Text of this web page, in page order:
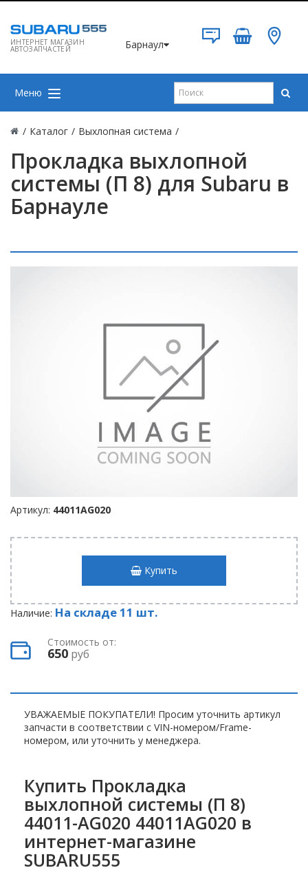
ИНТЕРНЕТ МАГАЗИН
АВТОЗАПЧАСТЕЙ Барнаул
Меню
/ Каталог / Выхлопная система /
Прокладка выхлопной
системы (П 8) для Subaru в
Барнауле
Артикул: 44011AG020
Купить
Наличие: На складе 11 шт.
Стоимость от:
650 руб
УВАЖАЕМЫЕ ПОКУПАТЕЛИ! Просим уточнить артикул
запчасти в соответствии с VIN-номером/Frame-
номером, или уточнить у менеджера.
Купить Прокладка
выхлопной системы (П 8)
44011-AG020 44011AG020 в
интернет-магазине
SUBARU555